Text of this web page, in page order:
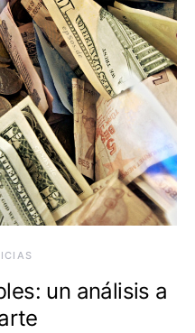
un análisis a